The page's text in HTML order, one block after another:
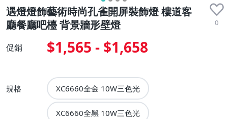
遇燈燈飾藝術時尚孔雀開屏裝飾燈 樓道客
廳餐廳吧檯 背景牆形壁燈
0
促銷 $1,565 - $1,658
規格 XC6660全金 10W三色光
XC6660全黑 10W三色光